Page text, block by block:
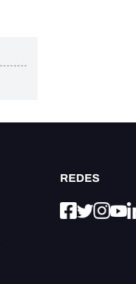
REDES